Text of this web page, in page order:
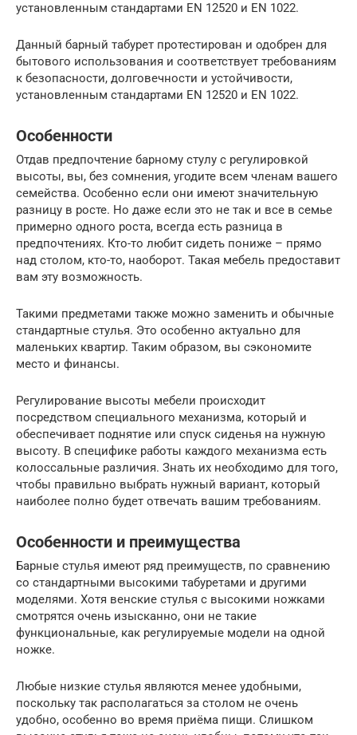
установленным стандартами EN 12520 и EN 1022.
Данный барный табурет протестирован и одобрен для
бытового использования и соответствует требованиям
к безопасности, долговечности и устойчивости,
установленным стандартами EN 12520 и EN 1022.
Особенности
Отдав предпочтение барному стулу с регулировкой
высоты, вы, без сомнения, угодите всем членам вашего
семейства. Особенно если они имеют значительную
разницу в росте. Но даже если это не так и все в семье
примерно одного роста, всегда есть разница в
предпочтениях. Кто-то любит сидеть пониже – прямо
над столом, кто-то, наоборот. Такая мебель предоставит
вам эту возможность.
Такими предметами также можно заменить и обычные
стандартные стулья. Это особенно актуально для
маленьких квартир. Таким образом, вы сэкономите
место и финансы.
Регулирование высоты мебели происходит
посредством специального механизма, который и
обеспечивает поднятие или спуск сиденья на нужную
высоту. В специфике работы каждого механизма есть
колоссальные различия. Знать их необходимо для того,
чтобы правильно выбрать нужный вариант, который
наиболее полно будет отвечать вашим требованиям.
Особенности и преимущества
Барные стулья имеют ряд преимуществ, по сравнению
со стандартными высокими табуретами и другими
моделями. Хотя венские стулья с высокими ножками
смотрятся очень изысканно, они не такие
функциональные, как регулируемые модели на одной
ножке.
Любые низкие стулья являются менее удобными,
поскольку так располагаться за столом не очень
удобно, особенно во время приёма пищи. Слишком